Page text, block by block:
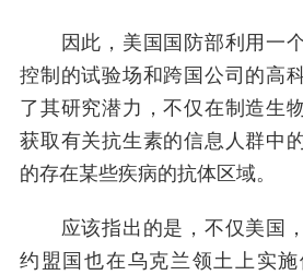
因此，美国国防部利用一个
控制的试验场和跨国公司的高
了其研究潜力，不仅在制造生
获取有关抗生素的信息人群中
的存在某些疾病的抗体区域。
应该指出的是，不仅美国，
约盟国也在乌克兰领土上实